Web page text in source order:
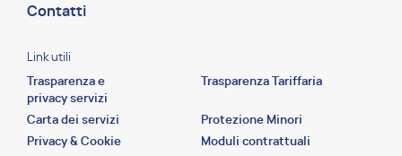
Contatti
Link utili
Trasparenza e
privacy servizi
Trasparenza Tariffaria
Carta dei servizi
Protezione Minori
Privacy & Cookie
Moduli contrattuali